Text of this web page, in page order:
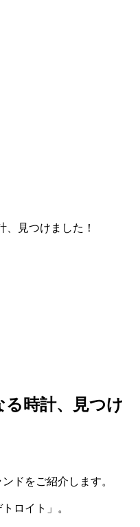
、見つけました！
る時計、見つけ
ドをご紹介します。
ロイト」。